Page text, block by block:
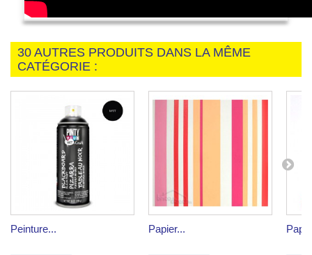
30 AUTRES PRODUITS DANS LA MÊME
CATÉGORIE :
Peinture... Papier...